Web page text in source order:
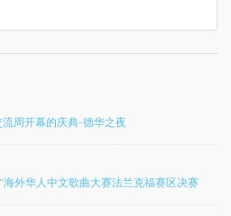
流周开幕的庆典-德华之夜
海外华人中文歌曲大赛法兰克福赛区决赛